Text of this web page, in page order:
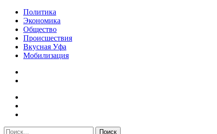
Политика
Экономика
Общество
Происшествия
Вкусная Уфа
Мобилизация